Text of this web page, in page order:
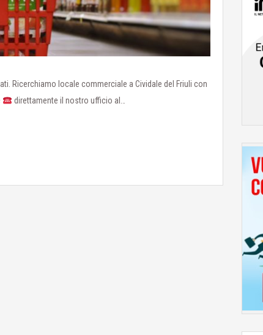
Ricerchiamo locale commerciale a Cividale del Friuli con
direttamente il nostro ufficio al…